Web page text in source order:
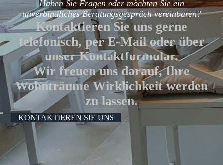
Haben Sie Fragen oder möchten Sie ein
unverbindliches Beratungsgespräch vereinbaren?
Kontaktieren Sie uns gerne
telefonisch, per E-Mail oder über
unser Kontaktformular.
Wir freuen uns darauf, Ihre
Wohnträume Wirklichkeit werden
zu lassen.
KONTAKTIEREN SIE UNS